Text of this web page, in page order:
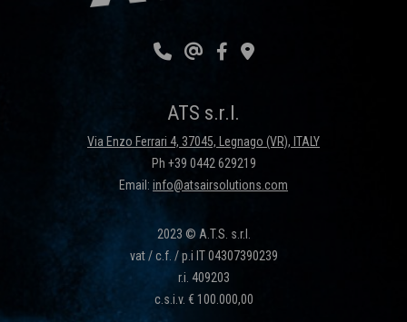
ATS s.r.l.
Via Enzo Ferrari 4, 37045, Legnago (VR), ITALY
Ph +39 0442 629219
Email: info@atsairsolutions.com
2023 © A.T.S. s.r.l.
vat / c.f. / p.i IT 04307390239
r.i. 409203
c.s.i.v. € 100.000,00